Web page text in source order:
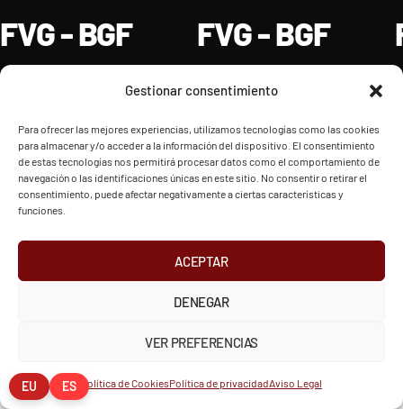
Gestionar consentimiento
Para ofrecer las mejores experiencias, utilizamos tecnologías como las cookies
para almacenar y/o acceder a la información del dispositivo. El consentimiento
de estas tecnologías nos permitirá procesar datos como el comportamiento de
navegación o las identificaciones únicas en este sitio. No consentir o retirar el
consentimiento, puede afectar negativamente a ciertas características y
funciones.
ACEPTAR
DENEGAR
VER PREFERENCIAS
Política de CookiesPolítica de privacidadAviso Legal
FVG - BGF FVG - BGF
2026 Federación Vizcaína de Golf
Política de Privacidad
INSTAGRAM X FACEBOOK
EU ES